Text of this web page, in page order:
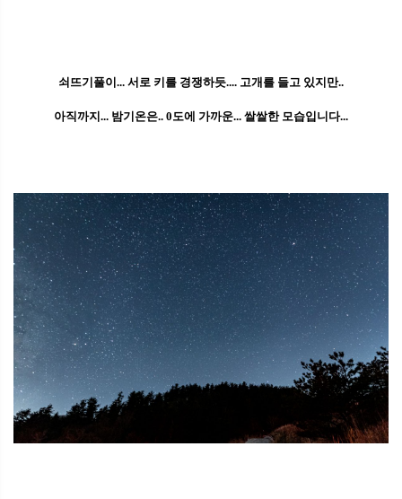
쇠뜨기풀이... 서로 키를 경쟁하듯.... 고개를 들고 있지만..
아직까지... 밤기온은.. 0도에 가까운... 쌀쌀한 모습입니다...